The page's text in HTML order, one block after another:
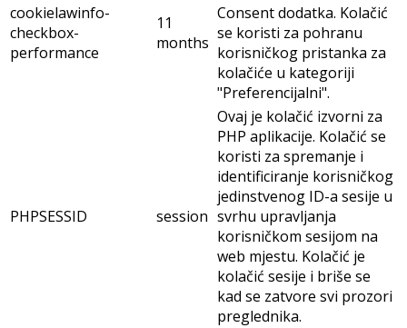
cookielawinfo-
checkbox-
performance
11
months
Consent dodatka. Kolačić
se koristi za pohranu
korisničkog pristanka za
kolačiće u kategoriji
"Preferencijalni".
PHPSESSID session
Ovaj je kolačić izvorni za
PHP aplikacije. Kolačić se
koristi za spremanje i
identificiranje korisničkog
jedinstvenog ID-a sesije u
svrhu upravljanja
korisničkom sesijom na
web mjestu. Kolačić je
kolačić sesije i briše se
kad se zatvore svi prozori
preglednika.